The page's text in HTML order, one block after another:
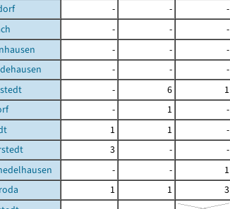
- - -
- - -
- - -
- - -
- 6 1
- 1 -
1 1 -
3 - -
- - 1
1 1 3